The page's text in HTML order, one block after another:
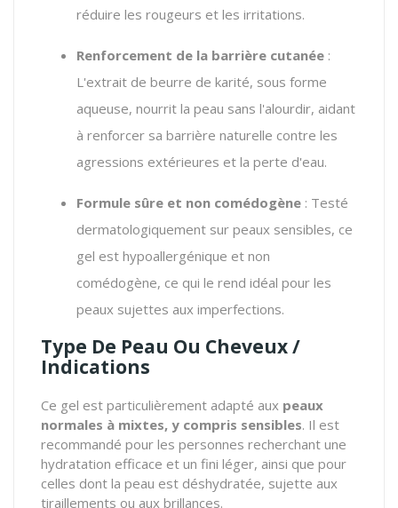
réduire les rougeurs et les irritations.
Renforcement de la barrière cutanée :
L'extrait de beurre de karité, sous forme
aqueuse, nourrit la peau sans l'alourdir, aidant
à renforcer sa barrière naturelle contre les
agressions extérieures et la perte d'eau.
Formule sûre et non comédogène : Testé
dermatologiquement sur peaux sensibles, ce
gel est hypoallergénique et non
comédogène, ce qui le rend idéal pour les
peaux sujettes aux imperfections.
Type De Peau Ou Cheveux /
Indications
Ce gel est particulièrement adapté aux peaux
normales à mixtes, y compris sensibles. Il est
recommandé pour les personnes recherchant une
hydratation efficace et un fini léger, ainsi que pour
celles dont la peau est déshydratée, sujette aux
tiraillements ou aux brillances.